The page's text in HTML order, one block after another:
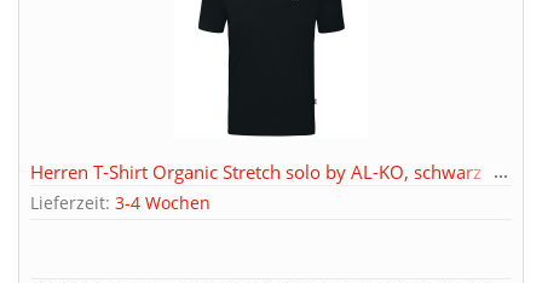
Herren T-Shirt Organic Stretch solo by AL-KO, schwarz
Lieferzeit: 3-4 Wochen